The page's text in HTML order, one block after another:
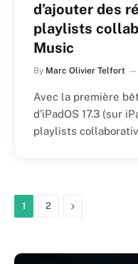
d’ajouter des
playlists
Music
By Marc Olivier Telfort
Avec la première
d’iPadOS 17.3 (sur
playlists
1 2 Next